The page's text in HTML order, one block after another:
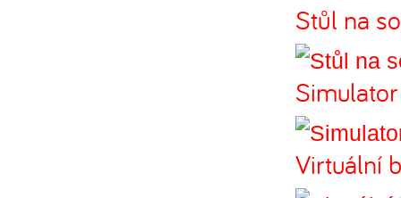
Stůl na
Virtuální